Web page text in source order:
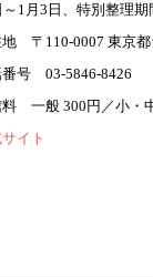
～1月3日、特別整理期
地 〒110-0007 東京都
番号 03-5846-8426
料 一般 300円／小・
イト